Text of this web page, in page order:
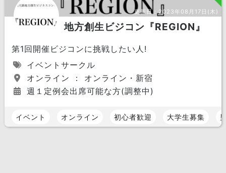
更新日：2023年08月17日(木)
地方創生ビジコン『REGION』
第1回開催ビジコンに挑戦したい人!
イベントサークル
オンライン ： オンライン・新宿
週１定例会出席可能な方(調整中)
イベント オンライン 初心者歓迎 大学生募集